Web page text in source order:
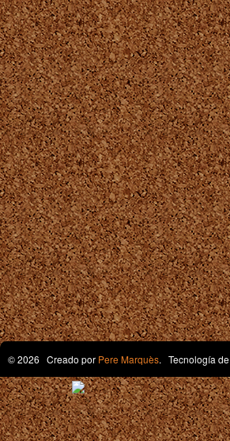
© 2026 Creado por Pere Marquès. Tecnología de